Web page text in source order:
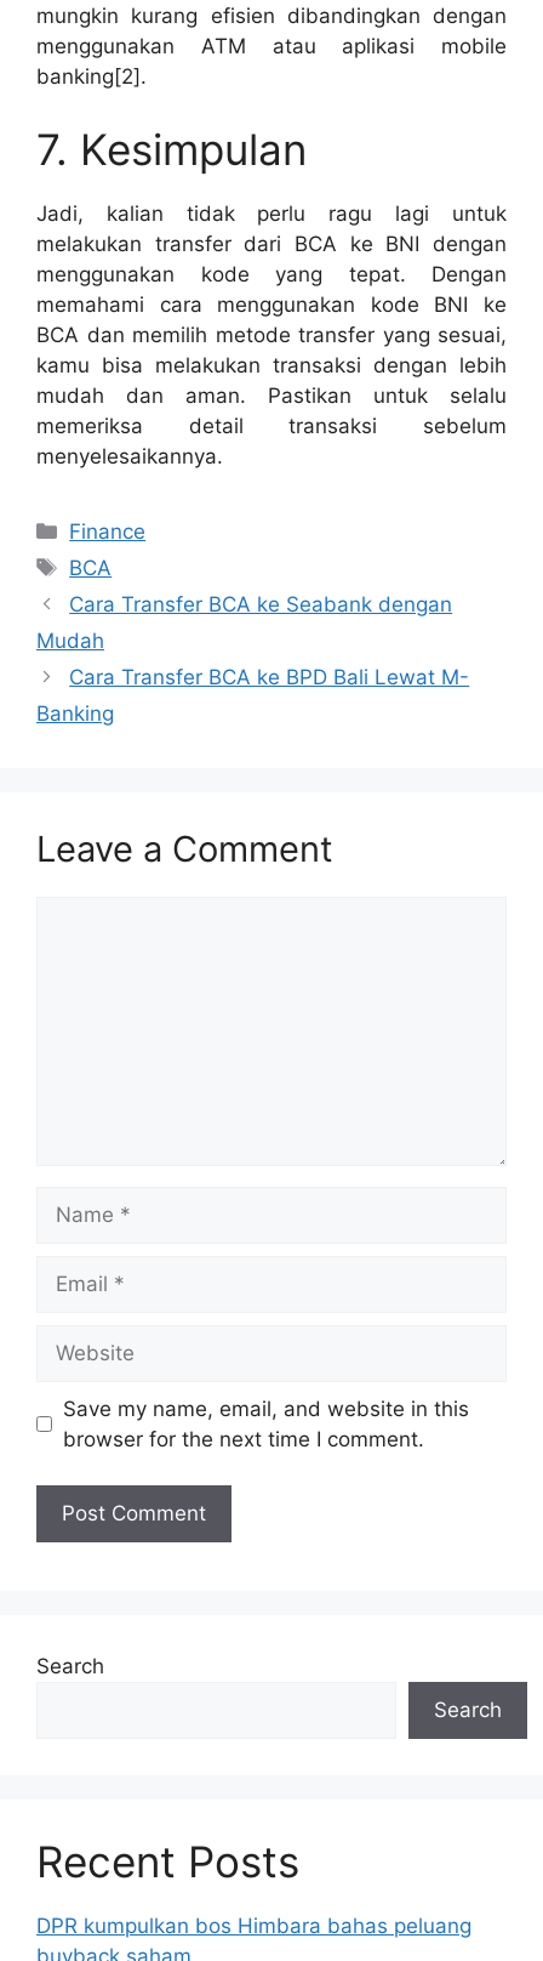
mungkin kurang efisien dibandingkan dengan
menggunakan ATM atau aplikasi mobile
banking[2].
7. Kesimpulan
Jadi, kalian tidak perlu ragu lagi untuk
melakukan transfer dari BCA ke BNI dengan
menggunakan kode yang tepat. Dengan
memahami cara menggunakan kode BNI ke
BCA dan memilih metode transfer yang sesuai,
kamu bisa melakukan transaksi dengan lebih
mudah dan aman. Pastikan untuk selalu
memeriksa detail transaksi sebelum
menyelesaikannya.
Categories
Finance
Tags
BCA
Cara Transfer BCA ke Seabank dengan
Mudah
Cara Transfer BCA ke BPD Bali Lewat M-
Banking
Leave a Comment
Save my name, email, and website in this
browser for the next time I comment.
Search
Search
Recent Posts
DPR kumpulkan bos Himbara bahas peluang